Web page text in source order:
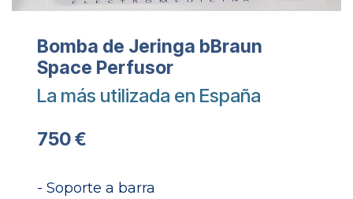
Bomba de Jeringa bBraun
Space Perfusor
La más utilizada en España
750 €
- Soporte a barra